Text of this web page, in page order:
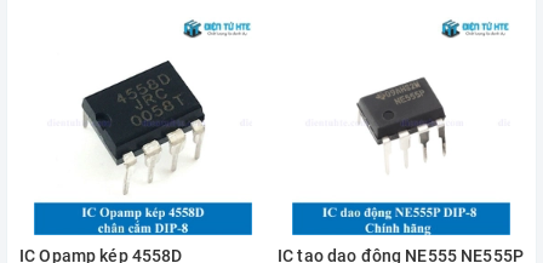
IC Opamp kép 4558D IC tạo dao động NE555 NE555P